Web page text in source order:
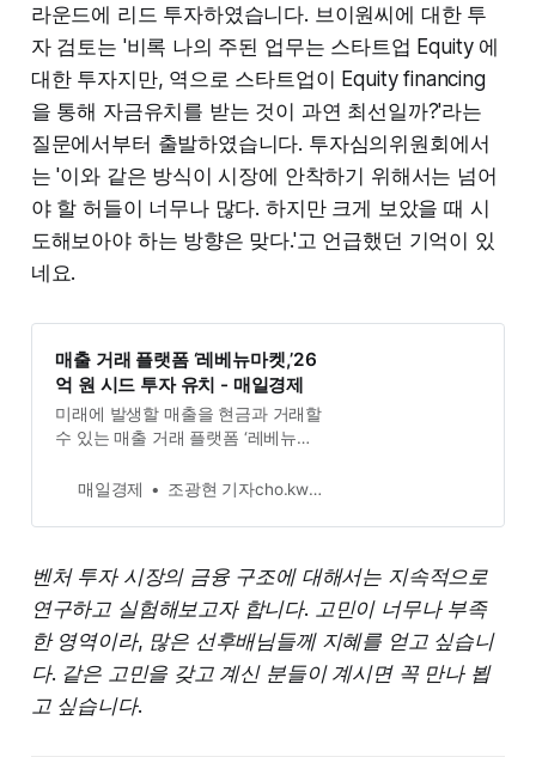
라운드에 리드 투자하였습니다. 브이원씨에 대한 투
자 검토는 '비록 나의 주된 업무는 스타트업 Equity 에
대한 투자지만, 역으로 스타트업이 Equity financing
을 통해 자금유치를 받는 것이 과연 최선일까?'라는
질문에서부터 출발하였습니다. 투자심의위원회에서
는 '이와 같은 방식이 시장에 안착하기 위해서는 넘어
야 할 허들이 너무나 많다. 하지만 크게 보았을 때 시
도해보아야 하는 방향은 맞다.'고 언급했던 기억이 있
네요.
매출 거래 플랫폼 ‘레베뉴마켓,’26
억 원 시드 투자 유치 - 매일경제
미래에 발생할 매출을 현금과 거래할
수 있는 매출 거래 플랫폼 ‘레베뉴마
치했다. 이번 투자 라운드에는 크릿
트먼트, Western Technology
여했다. 이로써 레베뉴마켓의 누적
투자 유치 금액은 35억 원이 됐다. 레
매일경제 조광현 기자cho.kwanghyunmk.co.kr
벤처 투자 시장의 금융 구조에 대해서는 지속적으로
연구하고 실험해보고자 합니다. 고민이 너무나 부족
한 영역이라, 많은 선후배님들께 지혜를 얻고 싶습니
다. 같은 고민을 갖고 계신 분들이 계시면 꼭 만나 뵙
고 싶습니다.